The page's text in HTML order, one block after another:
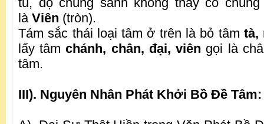
là Viên (tròn).
Tám sắc thái loại tâm ở trên là bỏ tâm tà,
lấy tâmchánh, chân, đại, viên gọi là
tâm.
III). Nguyên Nhân Phát Khởi Bồ Đề